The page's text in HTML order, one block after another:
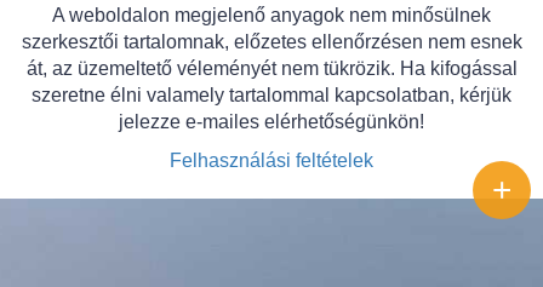
A weboldalon megjelenő anyagok nem minősülnek
szerkesztői tartalomnak, előzetes ellenőrzésen nem esnek
át, az üzemeltető véleményét nem tükrözik. Ha kifogással
szeretne élni valamely tartalommal kapcsolatban, kérjük
jelezze e-mailes elérhetőségünkön!
Felhasználási feltételek
+